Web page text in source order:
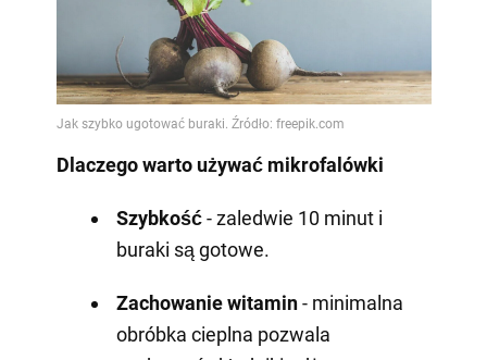
Dlaczego warto używać mikrofalówki
Szybkość- zaledwie 10 minut i
buraki są gotowe.
Zachowanie witamin- minimalna
obróbka cieplna pozwala